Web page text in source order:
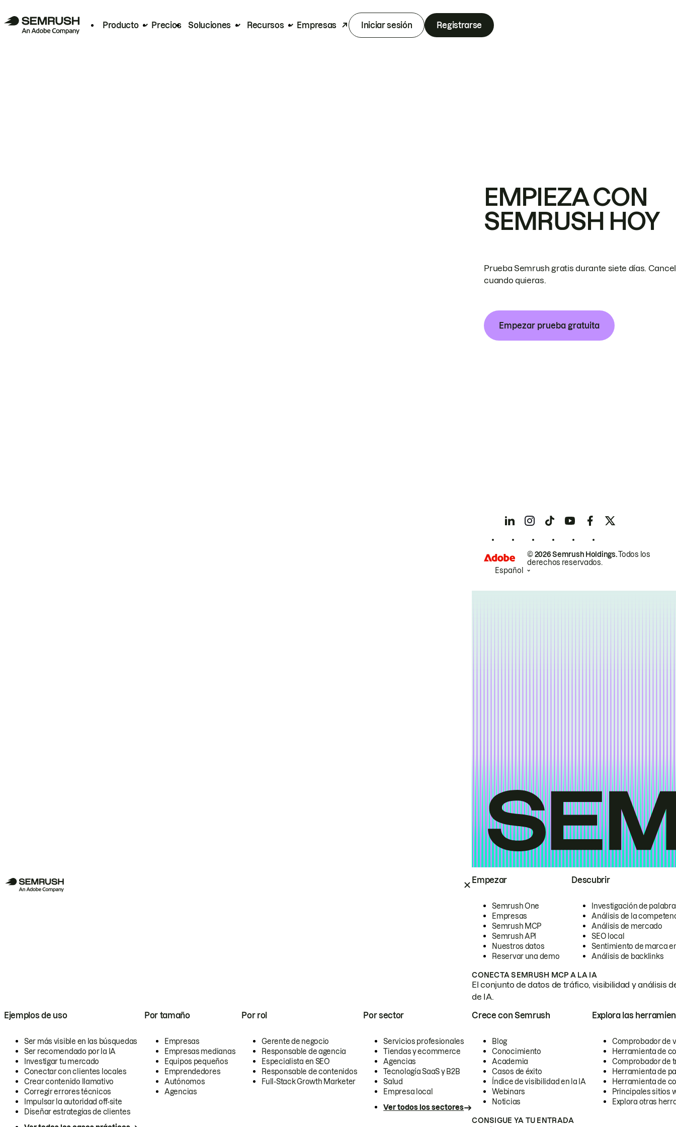
Producto Precios Soluciones Recursos Empresas Iniciar sesión Registrarse
Empezar
Semrush One
Empresas
Semrush MCP
Semrush API
Nuestros datos
Reservar una demo
Descubrir
Investigación de
Análisis de la
Análisis de mercado
SEO local
Sentimiento de marca
Análisis de backlinks
CONECTA SEMRUSH MCP A LA IA
El conjunto de datos de tráfico, visibilidad y análisis
de IA.
Ejemplos de uso
Ser más visible en las búsquedas
Ser recomendado por la IA
Investigar tu mercado
Conectar con clientes locales
Crear contenido llamativo
Corregir errores técnicos
Impulsar la autoridad off-site
Diseñar estrategias de clientes
Por tamaño
Empresas
Empresas medianas
Equipos pequeños
Emprendedores
Autónomos
Agencias
Por rol
Gerente de negocio
Responsable de agencia
Especialista en SEO
Responsable de contenidos
Full-Stack Growth Marketer
Por sector
Servicios profesionales
Tiendas y ecommerce
Agencias
Tecnología SaaS y B2B
Salud
Empresa local
Ver todos los sectores
Crece con Semrush
Blog
Conocimiento
Academia
Casos de éxito
Índice de visibilidad en la IA
Webinars
Noticias
Explora las
Comprobador de
Herramienta de
Comprobador de
Herramienta de
Herramienta de
Principales sitios
Explora otras
CONSIGUE YA TU ENTRADA
EMPIEZA CON
SEMRUSH HOY
Prueba Semrush gratis durante siete días.
cuando quieras.
Empezar prueba gratuita
© 2026 Semrush Holdings.Todos los
derechos reservados.
Español